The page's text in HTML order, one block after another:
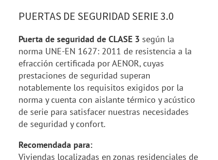
PUERTAS DE SEGURIDAD SERIE 3.0
Puerta de seguridad de CLASE 3 según la
norma UNE-EN 1627: 2011 de resistencia a la
efracción certificada por AENOR, cuyas
prestaciones de seguridad superan
notablemente los requisitos exigidos por la
norma y cuenta con aislante térmico y acústico
de serie para satisfacer nuestras necesidades
de seguridad y confort.
Recomendada para:
Viviendas localizadas en zonas residenciales de